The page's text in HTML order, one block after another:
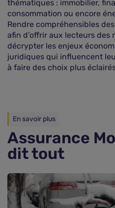
thématiques : immobilier,
consommation ou encore
Rendre compréhensibles
afin d’offrir aux lecteurs des
décrypter les enjeux
juridiques qui influencent
à faire des choix plus
En savoir plus
Assurance
dit tout